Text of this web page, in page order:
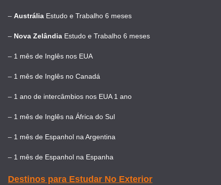
– Austrália Estudo e Trabalho 6 meses
– Nova Zelândia Estudo e Trabalho 6 meses
– 1 mês de Inglês nos EUA
– 1 mês de Inglês no Canadá
– 1 ano de intercâmbios nos EUA 1 ano
– 1 mês de Inglês na África do Sul
– 1 mês de Espanhol na Argentina
– 1 mês de Espanhol na Espanha
Destinos para Estudar No Exterior